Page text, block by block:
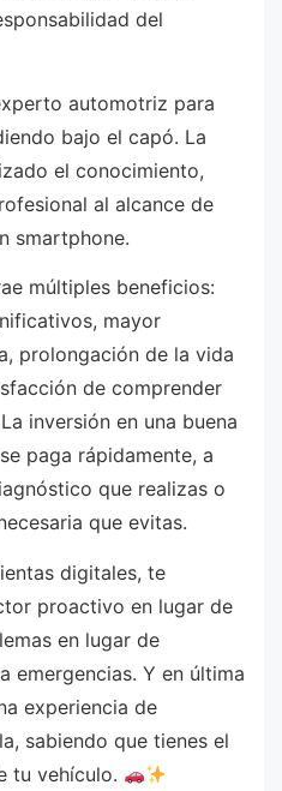
del
automotriz para
bajo el capó. La
el conocimiento,
al alcance de
smartphone.
múltiples beneficios:
mayor
prolongación de la vida
de comprender
inversión en una buena
paga rápidamente, a
que realizas o
que evitas.
digitales, te
proactivo en lugar de
en lugar de
emergencias. Y en última
experiencia de
sabiendo que tienes el
tu vehículo.